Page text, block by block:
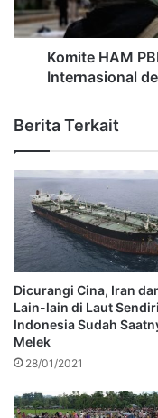
Komite HAM
Internasional
Berita Terkait
Dicurangi Cina, Iran
Lain-lain di Laut
Indonesia Sudah
Melek
28/01/2021